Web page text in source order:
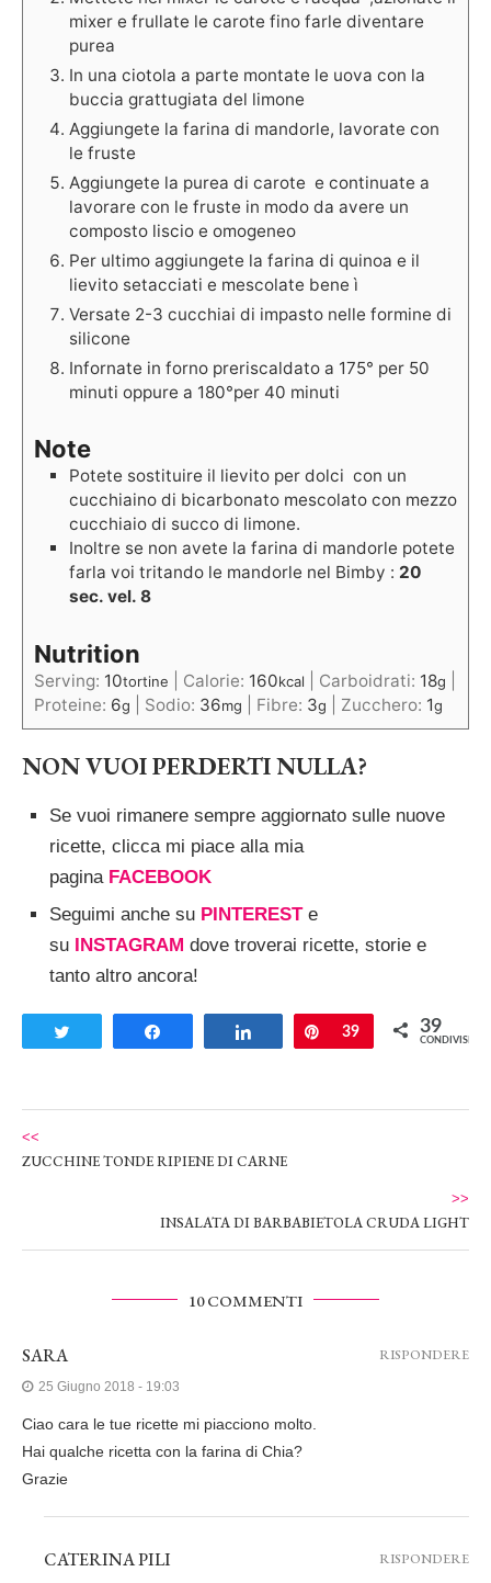
mixer e frullate le carote fino farle diventare
purea
In una ciotola a parte montate le uova con la
buccia grattugiata del limone
Aggiungete la farina di mandorle, lavorate con
le fruste
Aggiungete la purea di carote e continuate a
lavorare con le fruste in modo da avere un
composto liscio e omogeneo
Per ultimo aggiungete la farina di quinoa e il
lievito setacciati e mescolate bene ì
Versate 2-3 cucchiai di impasto nelle formine di
silicone
Infornate in forno preriscaldato a 175° per 50
minuti oppure a 180°per 40 minuti
Note
Potete sostituire il lievito per dolci con un
cucchiaino di bicarbonato mescolato con mezzo
cucchiaio di succo di limone.
Inoltre se non avete la farina di mandorle potete
farla voi tritando le mandorle nel Bimby : 20
sec. vel. 8
Nutrition
Serving: 10tortine Calorie: 160kcal Carboidrati: 18g
Proteine: 6g Sodio: 36mg Fibre: 3g Zucchero: 1g
NON VUOI PERDERTI NULLA?
Se vuoi rimanere sempre aggiornato sulle nuove
ricette, clicca mi piace alla mia
pagina FACEBOOK
Seguimi anche su PINTERESTe
su INSTAGRAM dove troverai ricette, storie e
tanto altro ancora!
Pin
39 39
CONDIVISIONI
<<
ZUCCHINE TONDE RIPIENE DI CARNE
>>
INSALATA DI BARBABIETOLA CRUDA LIGHT
10 COMMENTI
SARA
25 Giugno 2018 - 19:03
Ciao cara le tue ricette mi piacciono molto.
Hai qualche ricetta con la farina di Chia?
Grazie
RISPONDERE
CATERINA PILI RISPONDERE